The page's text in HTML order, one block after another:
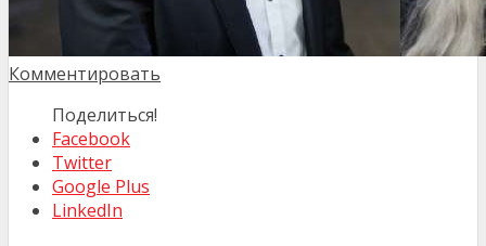
Комментировать
Поделиться!
Facebook
Twitter
Google Plus
LinkedIn